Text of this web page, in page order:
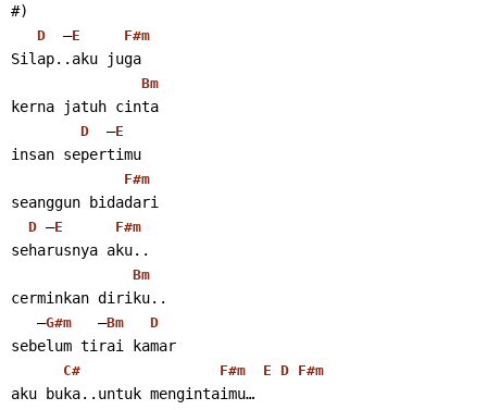
#)
D
  –
E F#m
Silap..aku juga
Bm
kerna jatuh cinta
D
  –
E
insan sepertimu
F#m
seanggun bidadari
D –E F#m
seharusnya aku..
Bm
cerminkan diriku..
   –
G#m
   –
Bm D
sebelum tirai kamar
C# F#m E D F#m
aku buka..untuk mengintaimu…